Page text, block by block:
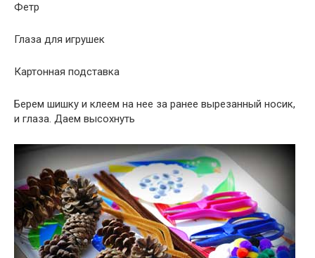
Фетр
Глаза для игрушек
Картонная подставка
Берем шишку и клеем на нее за ранее вырезанный носик,
и глаза. Даем высохнуть